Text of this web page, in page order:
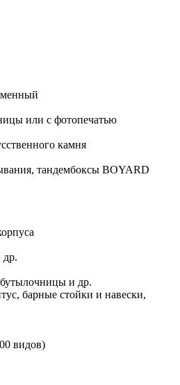
или с фотопечатью
камня
тандембоксы BOYARD
др.
и др.
барные стойки и навески,
видов)